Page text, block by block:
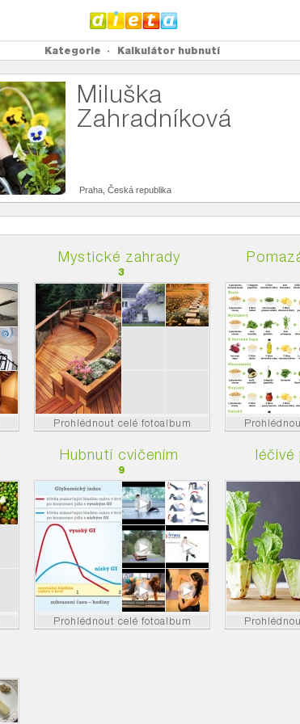
Kategorie Kalkulátor hubnutí
Miluška
Zahradníková
Praha, Česká republika
Mystické zahrady
3
Prohlédnout celé fotoalbum
Hubnutí cvičením
9
Prohlédnout celé fotoalbum
léčivé